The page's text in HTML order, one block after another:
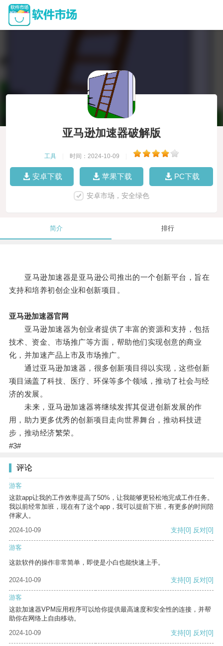
亚马逊加速器破解版
工具 时间：2024-10-09
安卓下载 苹果下载 PC下载
安卓市场，安全绿色
简介 排行
亚马逊加速器是亚马逊公司推出的一个创新平台，旨在
支持和培养初创企业和创新项目。
亚马逊加速器官网
亚马逊加速器为创业者提供了丰富的资源和支持，包括
技术、资金、市场推广等方面，帮助他们实现创意的商业
化，并加速产品上市及市场推广。
通过亚马逊加速器，很多创新项目得以实现，这些创新
项目涵盖了科技、医疗、环保等多个领域，推动了社会与经
济的发展。
未来，亚马逊加速器将继续发挥其促进创新发展的作
用，助力更多优秀的创新项目走向世界舞台，推动科技进
步，推动经济繁荣。
#3#
评论
游客
这款app让我的工作效率提高了50%，让我能够更轻松地完成工作任务。
我以前经常加班，现在有了这个app，我可以提前下班，有更多的时间陪
伴家人。
2024-10-09
支持[0] 反对[0]
游客
这款软件的操作非常简单，即使是小白也能快速上手。
2024-10-09 支持[0] 反对[0]
游客
这款加速器VPM应用程序可以给你提供最高速度和安全性的连接，并帮
助你在网络上自由移动。
2024-10-09
支持[0] 反对[0]